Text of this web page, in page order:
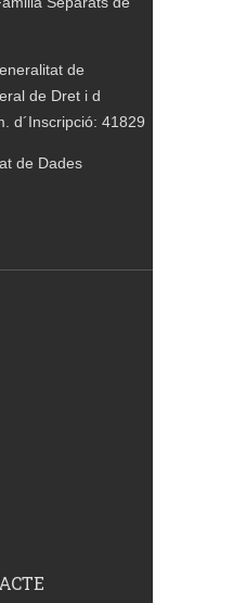
de
de Dret i d
d´Inscripció: 41829
de Dades